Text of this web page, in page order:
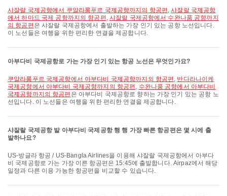
샤잘랄 국제공항에서 쿠알라룸푸르 국제공항까지의 항공편 ,샤잘랄 국제공항
에서 하마드 국제 공항까지의 항공편 , 샤잘랄 국제공항에서 수완나품 공항까지
의 항공편 은 샤잘랄 국제공항에서 출발하는 가장 인기 있는 공항 노선입니다.
이 노선들은 여행을 위한 편리한 연결을 제공합니다.
아부다비 국제공항로 가는 가장 인기 있는 항공 노선은 무엇인가요?
쿠알라룸푸르 국제공항에서 아부다비 국제공항까지의 항공편 , 반다라나이케
국제공항에서 아부다비 국제공항까지의 항공편 , 수완나품 공항에서 아부다비
국제공항까지의 항공편 은 아부다비 국제공항로 향하는 가장 인기 있는 공항 노
선입니다. 이 노선들은 여행을 위한 편리한 연결을 제공합니다.
샤잘랄 국제공항 발 아부다비 국제공항 행 행 가장 빠른 항공편은 몇 시에 출
발하나요?
US-방글라 항공 / US-Bangla Airlines을 이용해 샤잘랄 국제공항에서 아부다
비 국제공항로 가는 가장 이른 항공편은 15:45에 출발합니다. Airpaz에서 해당
일정과 다른 이용 가능한 항공편을 비교할 수 있습니다.